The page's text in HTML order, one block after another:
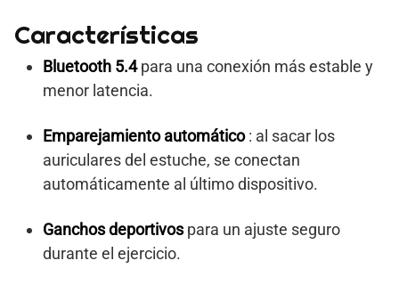
Características
Bluetooth 5.4para una conexión más estable y
menor latencia.
Emparejamiento automático: al sacar los
auriculares del estuche, se conectan
automáticamente al último dispositivo.
Ganchos deportivospara un ajuste seguro
durante el ejercicio.